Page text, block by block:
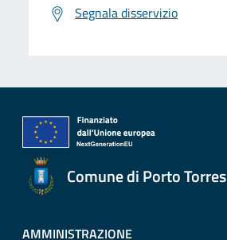
Segnala disservizio
Comune di Porto Torres
AMMINISTRAZIONE